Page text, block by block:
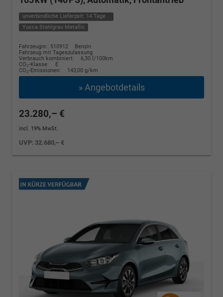
unverbindliche Lieferzeit: 14 Tage
Yucca Stahlgrau Metallic
Fahrzeugnr.: 510912
Benzin
Fahrzeug mit Tageszulassung
Verbrauch kombiniert:
6,30 l/100km
CO2-Klasse:
E
CO2-Emissionen: 143,00 g/km
» Angebotdetails
23.280,– €
incl. 19% MwSt.
UVP: 32.680,– €